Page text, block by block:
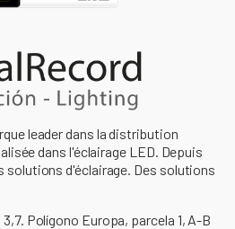
leader dans la distribution
dans l'éclairage LED. Depuis
solutions d'éclairage. Des solutions
Polígono Europa, parcela 1, A-B